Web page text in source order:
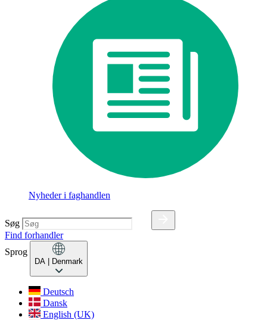
Nyheder i faghandlen
Søg
Find forhandler
Sprog
DA | Denmark
Deutsch
Dansk
English (UK)